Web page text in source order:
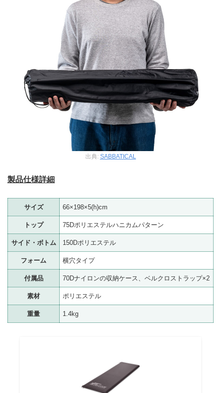
出典: SABBATICAL
製品仕様詳細
サイズ 66×198×5(h)cm
トップ 75Dポリエステルハニカムパターン
サイド・ボトム 150Dポリエステル
フォーム 横穴タイプ
付属品 70Dナイロンの収納ケース、ベルクロストラップ×2
素材 ポリエステル
重量 1.4kg